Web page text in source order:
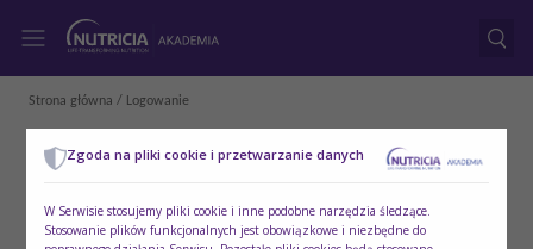
Strona główna / Logowanie
Zgoda na pliki cookie i przetwarzanie danych
W Serwisie stosujemy pliki cookie i inne podobne narzędzia śledzące.
Stosowanie plików funkcjonalnych jest obowiązkowe i niezbędne do